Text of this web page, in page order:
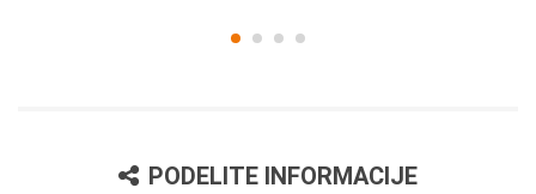
PODELITE INFORMACIJE